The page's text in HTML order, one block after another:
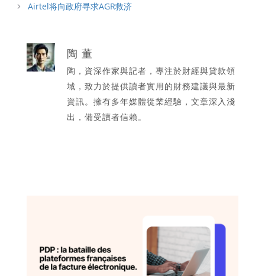
Airtel将向政府寻求AGR救济
陶 董
陶，資深作家與記者，專注於財經與貸款領
域，致力於提供讀者實用的財務建議與最新
資訊。擁有多年媒體從業經驗，文章深入淺
出，備受讀者信賴。